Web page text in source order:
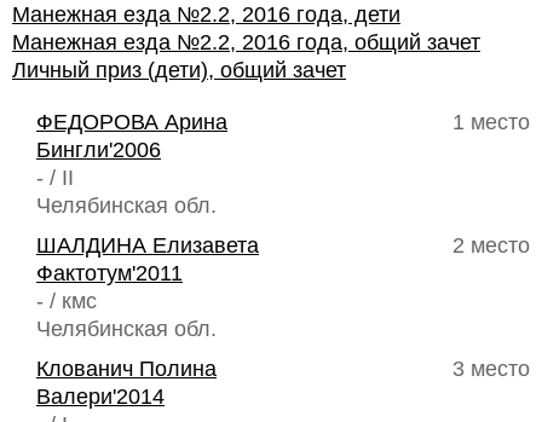
Манежная езда №2.2, 2016 года, дети
Манежная езда №2.2, 2016 года, общий зачет
Личный приз (дети), общий зачет
1 место
ФЕДОРОВА Арина
Бингли'2006
- / II
Челябинская обл.
2 место
ШАЛДИНА Елизавета
Фактотум'2011
- / кмс
Челябинская обл.
3 место
Клованич Полина
Валери'2014